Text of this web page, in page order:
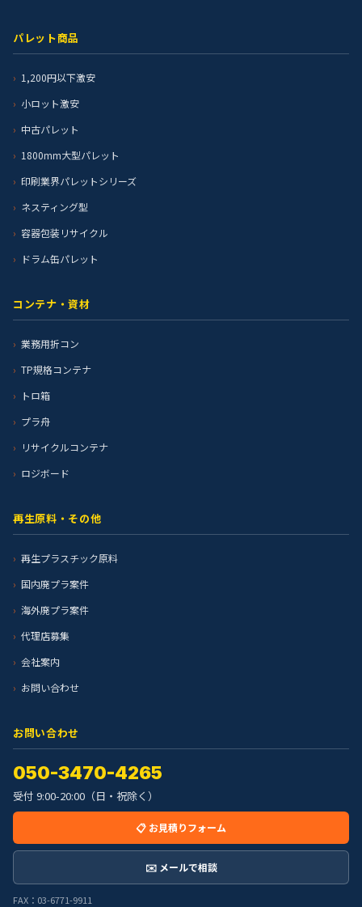
パレット商品
1,200円以下激安
小ロット激安
中古パレット
1800mm大型パレット
印刷業界パレットシリーズ
ネスティング型
容器包装リサイクル
ドラム缶パレット
コンテナ・資材
業務用折コン
TP規格コンテナ
トロ箱
プラ舟
リサイクルコンテナ
ロジボード
再生原料・その他
再生プラスチック原料
国内廃プラ案件
海外廃プラ案件
代理店募集
会社案内
お問い合わせ
お問い合わせ
050-3470-4265
受付 9:00-20:00（日・祝除く）
📋 お見積りフォーム
✉️ メールで相談
FAX：03-6771-9911